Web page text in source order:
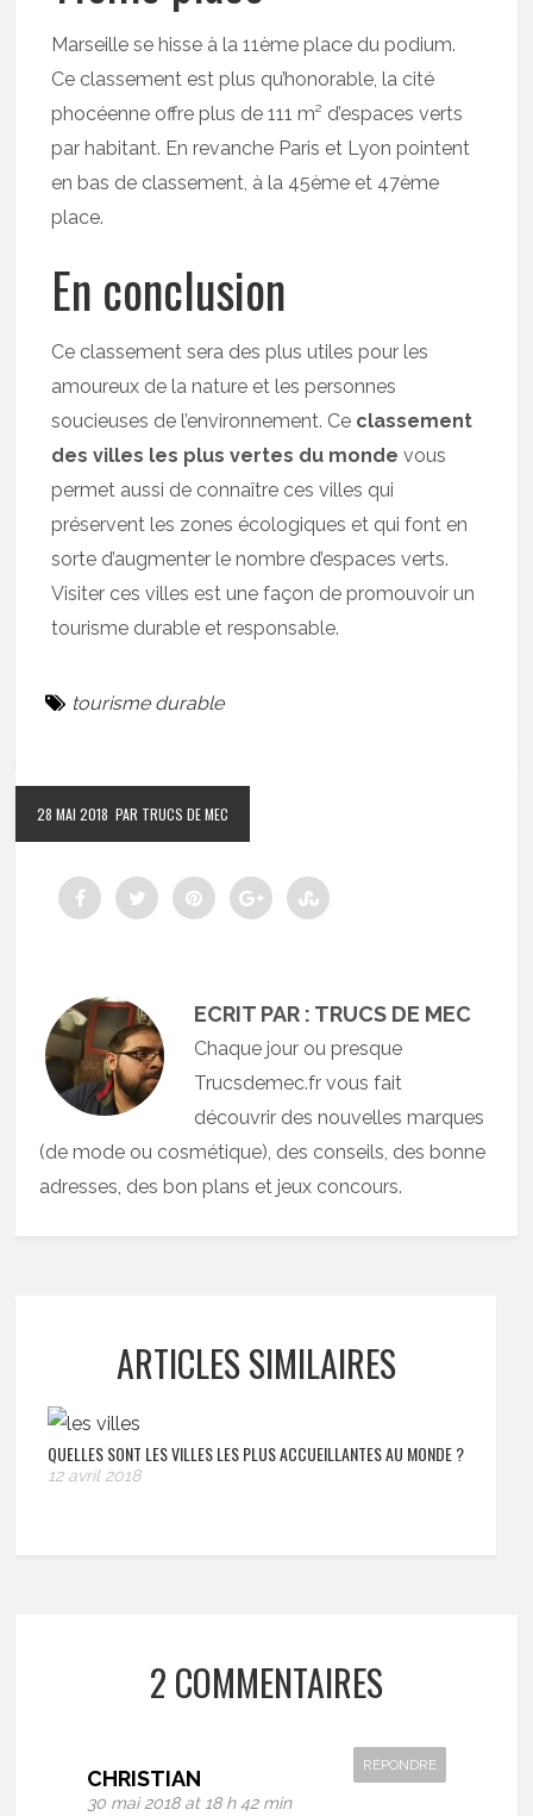
Marseille se hisse à la 11ème place du podium.
Ce classement est plus qu’honorable, la cité
phocéenne offre plus de 111 m² d’espaces verts
par habitant. En revanche Paris et Lyon pointent
en bas de classement, à la 45ème et 47ème
place.
En conclusion
Ce classement sera des plus utiles pour les
amoureux de la nature et les personnes
soucieuses de l’environnement. Ce classement
des villes les plus vertes du monde vous
permet aussi de connaître ces villes qui
préservent les zones écologiques et qui font en
sorte d’augmenter le nombre d’espaces verts.
Visiter ces villes est une façon de promouvoir un
tourisme durable et responsable.
tourisme durable
28 MAI 2018 PAR TRUCS DE MEC
ECRIT PAR : TRUCS DE MEC
Chaque jour ou presque
Trucsdemec.fr vous fait
découvrir des nouvelles marques
(de mode ou cosmétique), des conseils, des bonne
adresses, des bon plans et jeux concours.
ARTICLES SIMILAIRES
QUELLES SONT LES VILLES LES PLUS ACCUEILLANTES AU MONDE ?
12 avril 2018
2 COMMENTAIRES
CHRISTIAN
30 mai 2018 at 18 h 42 min
RÉPONDRE